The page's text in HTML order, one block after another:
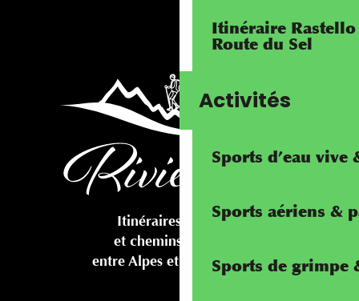
Itinéraire
Route du Sel
Activités
Sports d’eau vive
Sports aériens &
Sports de grimpe
Itinéraires cyclables
et chemins pédestres
entre Alpes et Méditerranée